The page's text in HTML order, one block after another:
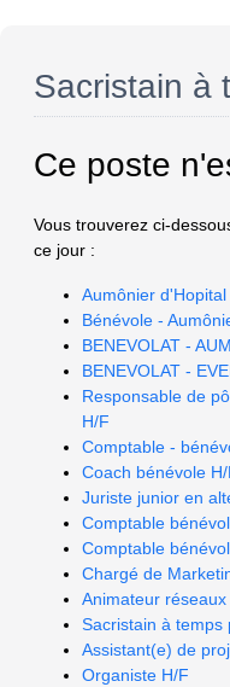
Sacristain à
Ce poste
Vous trouverez ci-
ce jour :
Aumônier d'Hopital
Bénévole -
BENEVOLAT -
BENEVOLAT -
Responsable de
H/F
Comptable -
Coach bénévole H/
Juriste junior en
Comptable
Comptable
Chargé de
Animateur
Sacristain à temps
Assistant(e) de
Organiste H/F